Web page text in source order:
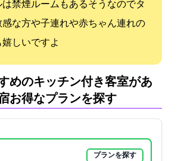
禁煙ルームもあるそうなのでタ
な方や子連れや赤ちゃん連れの
しいですよ
めのキッチン付き客室があ
:お得なプランを探す
プランを探す